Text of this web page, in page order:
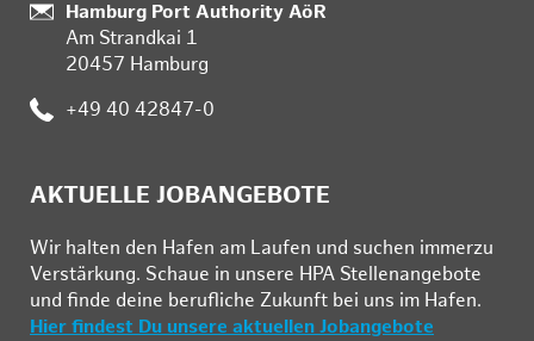
Standort:
Hamburg Port Authority AöR
Am Strandkai 1
20457 Hamburg
Telefon:
+49 40 42847-0
AKTUELLE JOBANGEBOTE
Wir hal­ten den Ha­fen am Lau­fen und su­chen im­mer­zu
Ver­stär­kung. Schau­e in un­se­re HPA Stel­len­an­ge­bo­te
und fin­de deine be­ruf­li­che Zu­kunft bei uns im Ha­fen.
Hier findest Du unsere aktuellen Jobangebote